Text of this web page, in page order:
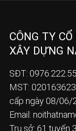
CÔNG TY
XÂY DỰNG
SĐT:
MST:
cấp ngày 08/06/
Email:
Trụ sở: 61 tuyến